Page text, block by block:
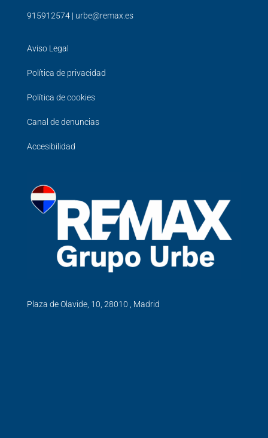
915912574 | urbe@remax.es
Aviso Legal
Política de privacidad
Política de cookies
Canal de denuncias
Accesibilidad
Plaza de Olavide, 10, 28010 , Madrid